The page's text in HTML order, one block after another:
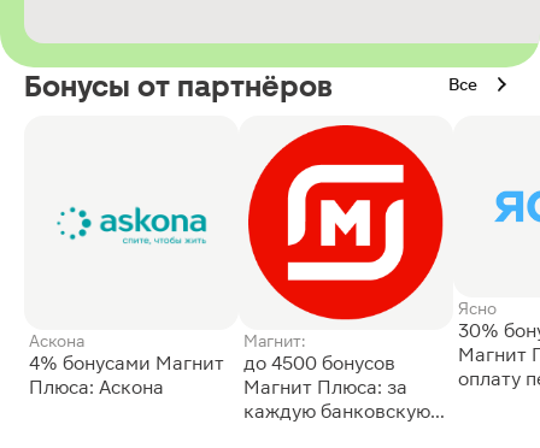
Бонусы от партнёров Все
Аскона
4% бонусами Магнит
Плюса: Аскона
Магнит:
до 4500 бонусов
Магнит Плюса: за
каждую банковскую
Ясно
30%
Магнит
оплату